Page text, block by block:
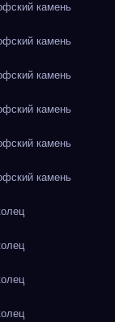
камень
камень
камень
камень
камень
камень